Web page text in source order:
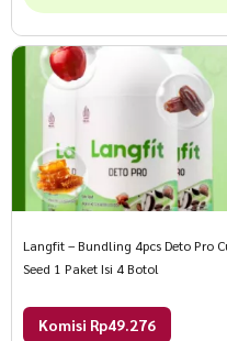
Langfit – Bundling 4pcs Deto Pro
Seed 1 Paket Isi 4 Botol
Komisi Rp49.276